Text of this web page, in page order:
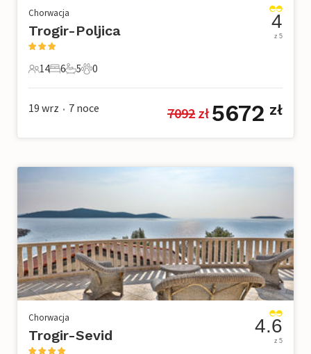
Chorwacja
Trogir-Poljica
14 Goście
14
6 Sypialnie
6
5 Łazienki
5
0 Zwierzęta domowe
0
4
z 5
19 wrz • 7 noce 7092 zł 5672 zł
Chorwacja
Trogir-Sevid 4.6
z 5